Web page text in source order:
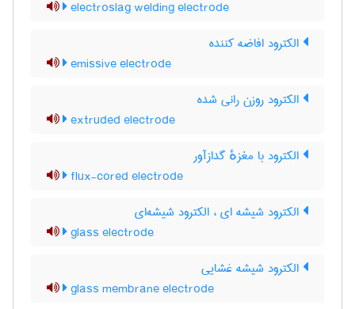
electroslag welding electrode
الکترود افاضه کننده
emissive electrode
الکترود روزن رانی شده
extruded electrode
الکترود با مغزهٔ گدازآور
flux-cored electrode
الکترود شیشه ای ، الکترود شیشه‌ای
glass electrode
الکترود شیشه غشایی
glass membrane electrode